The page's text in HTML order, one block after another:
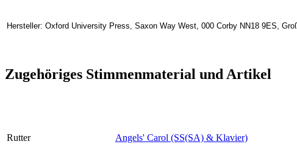
Hersteller: Oxford University Press, Saxon Way West, 000 Corby NN18 9ES,
Zugehöriges Stimmenmaterial und Artikel
Rutter Angels' Carol (SS(SA) & Klavier)